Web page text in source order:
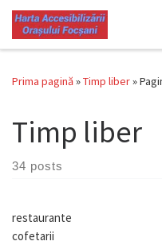
Skip to content
Prima pagină»Timp liber»
Timp liber
34 posts
restaurante
cofetarii